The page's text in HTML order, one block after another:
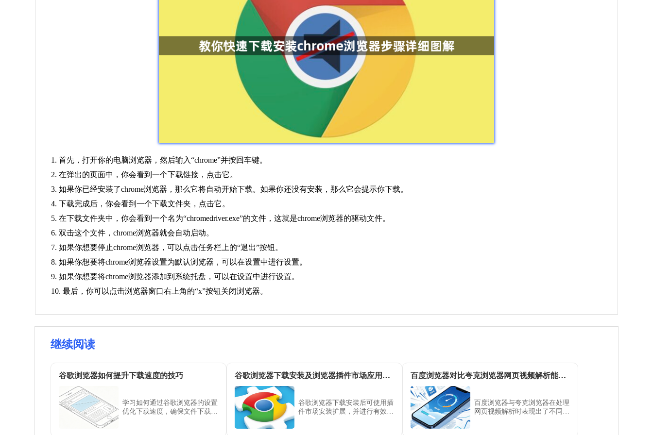
1. 首先，打开你的电脑浏览器，然后输入“chrome”并按回车键。
2. 在弹出的页面中，你会看到一个下载链接，点击它。
3. 如果你已经安装了chrome浏览器，那么它将自动开始下载。如果你还没有安装，那么它会提示你下载。
4. 下载完成后，你会看到一个下载文件夹，点击它。
5. 在下载文件夹中，你会看到一个名为“chromedriver.exe”的文件，这就是chrome浏览器的驱动文件。
6. 双击这个文件，chrome浏览器就会自动启动。
7. 如果你想要停止chrome浏览器，可以点击任务栏上的“退出”按钮。
8. 如果你想要将chrome浏览器设置为默认浏览器，可以在设置中进行设置。
9. 如果你想要将chrome浏览器添加到系统托盘，可以在设置中进行设置。
10. 最后，你可以点击浏览器窗口右上角的“x”按钮关闭浏览器。
继续阅读
谷歌浏览器如何提升下载速度的技巧
学习如何通过谷歌浏览器的设置
优化下载速度，确保文件下载更
谷歌浏览器下载安装及浏览器插件市场应用与管理教程
谷歌浏览器下载安装后可使用插
件市场安装扩展，并进行有效管
百度浏览器对比夸克浏览器网页视频解析能力测评对比
百度浏览器与夸克浏览器在处理
网页视频解析时表现出了不同的